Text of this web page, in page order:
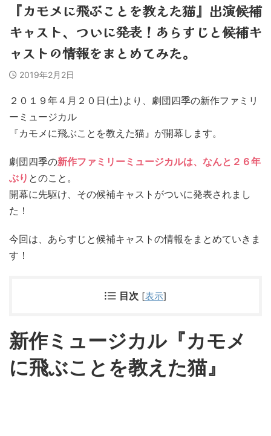
『カモメに飛ぶことを教えた猫』出演候補
キャスト、ついに発表！あらすじと候補キ
ャストの情報をまとめてみた。
2019年2月2日
２０１９年４月２０日(土)より、劇団四季の新作ファミリ
ーミュージカル
『カモメに飛ぶことを教えた猫』が開幕します。
劇団四季の新作ファミリーミュージカルは、 なんと２６年
ぶり とのこと。
開幕に先駆け、その候補キャストがついに発表されまし
た！
今回は、あらすじと候補キャストの情報をまとめていきま
す！
目次 [表示]
新作ミュージカル『カモメ
に飛ぶことを教えた猫』